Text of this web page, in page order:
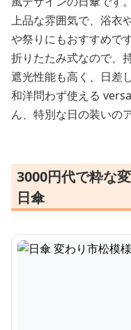
上品な雰囲気で、浴衣
や祭りにもおすすめです
折りたたみ式なので、
遮光性能も高く、日差
和洋問わず使える
ん、特別な日の装いの
3000円代で粋な
日傘